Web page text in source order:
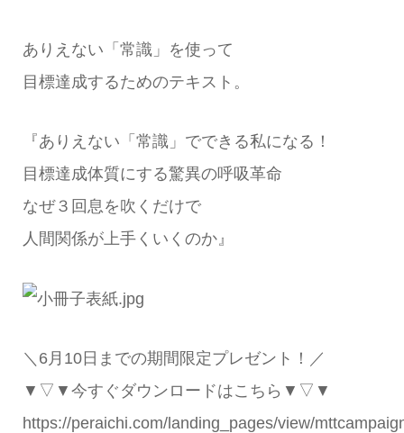
ありえない「常識」を使って
目標達成するためのテキスト。
『ありえない「常識」でできる私になる！
目標達成体質にする驚異の呼吸革命
なぜ３回息を吹くだけで
人間関係が上手くいくのか』
＼6月10日までの期間限定プレゼント！／
▼▽▼今すぐダウンロードはこちら▼▽▼
https://peraichi.com/landing_pages/view/